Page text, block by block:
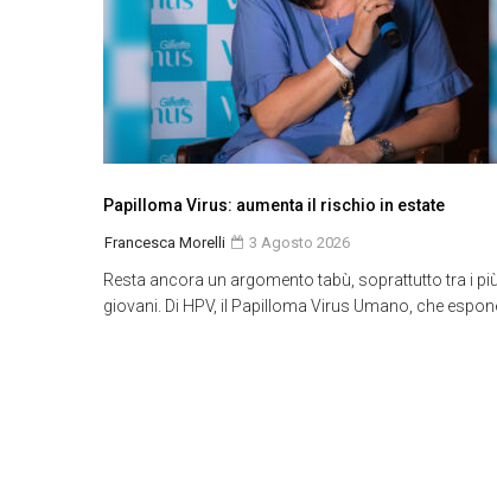
Papilloma Virus: aumenta il rischio in estate
Francesca Morelli 3 Agosto 2026
Resta ancora un argomento tabù, soprattutto tra i più
giovani. Di HPV, il Papilloma Virus Umano, che